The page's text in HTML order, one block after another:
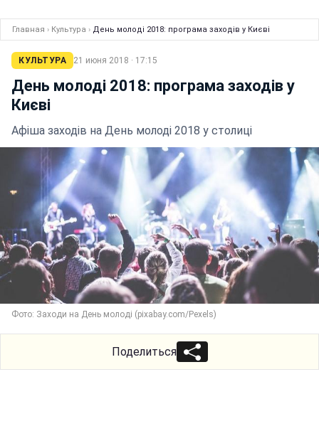
Главная › Культура › День молоді 2018: програма заходів у Києві
КУЛЬТУРА 21 июня 2018 · 17:15
День молоді 2018: програма заходів у
Києві
Афіша заходів на День молоді 2018 у столиці
Фото: Заходи на День молоді (pixabay.com/Pexels)
Поделиться